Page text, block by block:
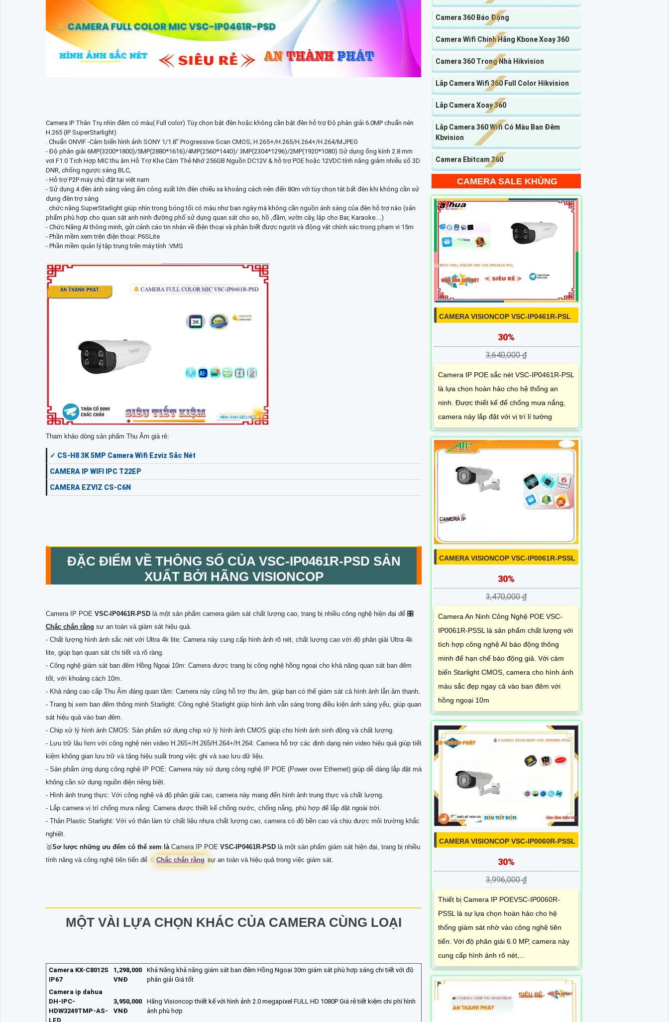
Camera IP Thân Trụ nhìn đêm có màu( Full color) Tùy chọn bật đèn hoặc không cần bật đèn hỗ trợ Độ phân giải 6.0MP chuẩn nén
H.265 (IP SuperStarlight)
. Chuẩn ONVIF -Cảm biến hình ảnh SONY 1/1.8" Progressive Scan CMOS; H.265+/H.265/H.264+/H.264/MJPEG
- Độ phân giải 6MP(3200*1800)/5MP(2880*1616)/4MP(2560*1440)/ 3MP(2304*1296)/2MP(1920*1080) Sử dụng ống kính 2.8 mm
vơi F1.0 Tich Hợp MIC thu âm Hỗ Trợ Khe Cắm Thẻ Nhớ 256GB Nguồn DC12V & hỗ trợ POE hoặc 12VDC tính năng giảm nhiễu số 3D
DNR, chống ngược sáng BLC,
- Hỗ trợ P2P máy chủ đặt tại việt nam
- Sử dụng 4 đèn ánh sáng vàng ấm công xuất lớn đèn chiếu xa khoảng cách nên đến 80m với tùy chọn tắt bất đèn khi không cần sử
dụng đèn trợ sáng
. chức năng SuperStarlight giúp nhìn trong bóng tối có màu như ban ngày mà không cần nguồn ánh sáng của đèn hỗ trợ nào (sản
phẩm phù hợp cho quan sát anh ninh đường phố sử dụng quan sát cho ao, hồ ,đầm, vườn cây, lắp cho Bar, Karaoke....)
- Chức Năng AI thông minh, gửi cảnh cáo tin nhắn về điện thoại và phân biết được người và động vật chính xác trong phạm vi 15m
- Phần mềm xem trên điện thoại: P6SLite
- Phần mềm quản lý tập trung trên máy tính :VMS
Tham khảo dòng sản phẩm Thu Âm giá rẻ:
✓ CS-H8 3K 5MP Camera Wifi Ezviz Sắc Nét
CAMERA IP WIFI IPC T22EP
CAMERA EZVIZ CS-C6N
ĐẶC ĐIỂM VỀ THÔNG SỐ CỦA VSC-IP0461R-PSD SẢN
XUẤT BỞI HÃNG VISIONCOP
Camera IP POE VSC-IP0461R-PSD là một sản phẩm camera giám sát chất lượng cao, trang bị nhiều công nghệ hiện đại để 🎛
Chắc chắn rằng sự an toàn và giám sát hiệu quả.
- Chất lượng hình ảnh sắc nét với Ultra 4k lite: Camera này cung cấp hình ảnh rõ nét, chất lượng cao với độ phân giải Ultra 4k
lite, giúp bạn quan sát chi tiết và rõ ràng.
- Công nghệ giám sát ban đêm Hồng Ngoại 10m: Camera được trang bị công nghệ hồng ngoại cho khả năng quan sát ban đêm
tốt, với khoảng cách 10m.
- Khả năng cao cấp Thu Âm đáng quan tâm: Camera này cũng hỗ trợ thu âm, giúp bạn có thể giám sát cả hình ảnh lẫn âm thanh.
- Trang bị xem ban đêm thông minh Starlight: Công nghệ Starlight giúp hình ảnh vẫn sáng trong điều kiện ánh sáng yếu, giúp quan
sát hiệu quả vào ban đêm.
- Chip xử lý hình ảnh CMOS: Sản phẩm sử dụng chip xử lý hình ảnh CMOS giúp cho hình ảnh sinh động và chất lượng.
- Lưu trữ lâu hơn với công nghệ nén video H.265+/H.265/H.264+/H.264: Camera hỗ trợ các định dạng nén video hiệu quả giúp tiết
kiệm không gian lưu trữ và tăng hiệu suất trong việc ghi và sao lưu dữ liệu.
- Sản phẩm ứng dụng công nghệ IP POE: Camera này sử dụng công nghệ IP POE (Power over Ethernet) giúp dễ dàng lắp đặt mà
không cần sử dụng nguồn điện riêng biệt.
- Hình ảnh trung thực: Với công nghệ và độ phân giải cao, camera này mang đến hình ảnh trung thực và chất lượng.
- Lắp camera vị trí chống mưa nắng: Camera được thiết kế chống nước, chống nắng, phù hợp để lắp đặt ngoài trời.
- Thân Plastic Starlight: Với vỏ thân làm từ chất liệu nhựa chất lượng cao, camera có độ bền cao và chịu được môi trường khắc
nghiệt.
🥈️Sơ lược những ưu đểm có thể xem là Camera IP POE VSC-IP0461R-PSD là một sản phẩm giám sát hiện đại, trang bị nhiều
tính năng và công nghệ tiên tiến để ♢ Chắc chắn rằng sự an toàn và hiệu quả trong việc giám sát.
MỘT VÀI LỰA CHỌN KHÁC CỦA CAMERA CÙNG LOẠI
Camera KX-C8012S
IP67
1,298,000
VNĐ
Khả Năng khả năng giám sát ban đêm Hồng Ngoại 30m giám sát phù hơp sáng chi tiết với độ
phân giải Giá tốt
Camera ip dahua
DH-IPC-
HDW3249TMP-AS-
LED
3,950,000
VNĐ
Hãng Visioncop thiết kế với hình ảnh 2.0 megapixel FULL HD 1080P Giá rẻ tiết kiệm chi phí hình
ảnh phù hợp
Camera 360 Báo Động
Camera Wifi Chính Hãng Kbone Xoay 360
Camera 360 Trong Nhà Hikvision
Lắp Camera Wifi 360 Full Color Hikvision
Lắp Camera Xoay 360
Lắp Camera 360 Wifi Có Màu Ban Đêm
Kbvision
Camera Ebitcam 360
CAMERA SALE KHỦNG
CAMERA VISIONCOP VSC-IP0461R-PSL
30%
3,640,000 ₫
Camera IP POE sắc nét VSC-IP0461R-PSL
là lựa chọn hoàn hảo cho hệ thống an
ninh. Được thiết kế để chống mưa nắng,
camera này lắp đặt với vị trí lí tưởng
CAMERA VISIONCOP VSC-IP0061R-PSSL
30%
3,470,000 ₫
Camera An Ninh Công Nghệ POE VSC-
IP0061R-PSSL là sản phẩm chất lượng với
tích hợp công nghệ AI báo động thông
minh để hạn chế báo động giả. Với cảm
biến Starlight CMOS, camera cho hình ảnh
màu sắc đẹp ngay cả vào ban đêm với
hồng ngoại 10m
CAMERA VISIONCOP VSC-IP0060R-PSSL
30%
3,996,000 ₫
Thiết bị Camera IP POEVSC-IP0060R-
PSSL là sự lựa chọn hoàn hảo cho hệ
thống giám sát nhờ vào công nghệ tiên
tiến. Với độ phân giải 6.0 MP, camera này
cung cấp hình ảnh rõ nét,...